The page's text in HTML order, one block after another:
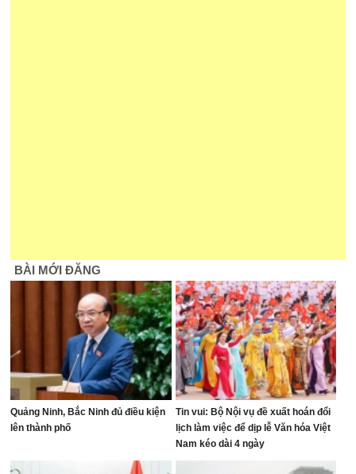
BÀI MỚI ĐĂNG
Quảng Ninh, Bắc Ninh đủ điều kiện
lên thành phố
Tin vui: Bộ Nội vụ đề xuất hoán đổi
lịch làm việc để dịp lễ Văn hóa Việt
Nam kéo dài 4 ngày